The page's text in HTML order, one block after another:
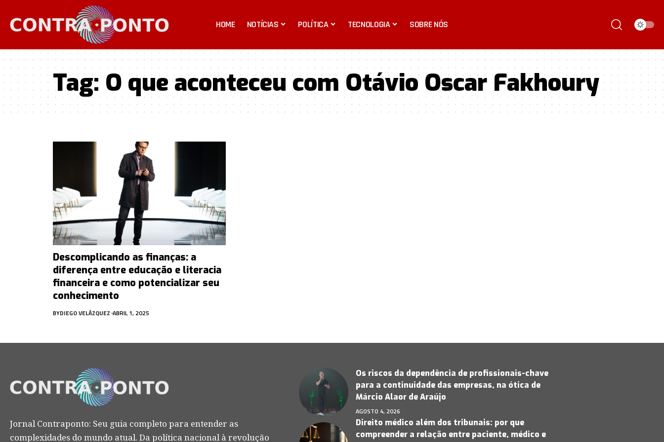
HOME NOTÍCIAS POLÍTICA TECNOLOGIA SOBRE NÓS
Tag:O que aconteceu com Otávio Oscar Fakhoury
Descomplicando as finanças: a
diferença entre educação e literacia
financeira e como potencializar seu
conhecimento
BYDIEGO VELÁZQUEZ ABRIL 1, 2025
Jornal Contraponto: Seu guia completo para entender as
complexidades do mundo atual. Da política nacional à revolução
Os riscos da dependência de profissionais-chave
para a continuidade das empresas, na ótica de
Márcio Alaor de Araújo
AGOSTO 4, 2026
Direito médico além dos tribunais: por que
compreender a relação entre paciente, médico e